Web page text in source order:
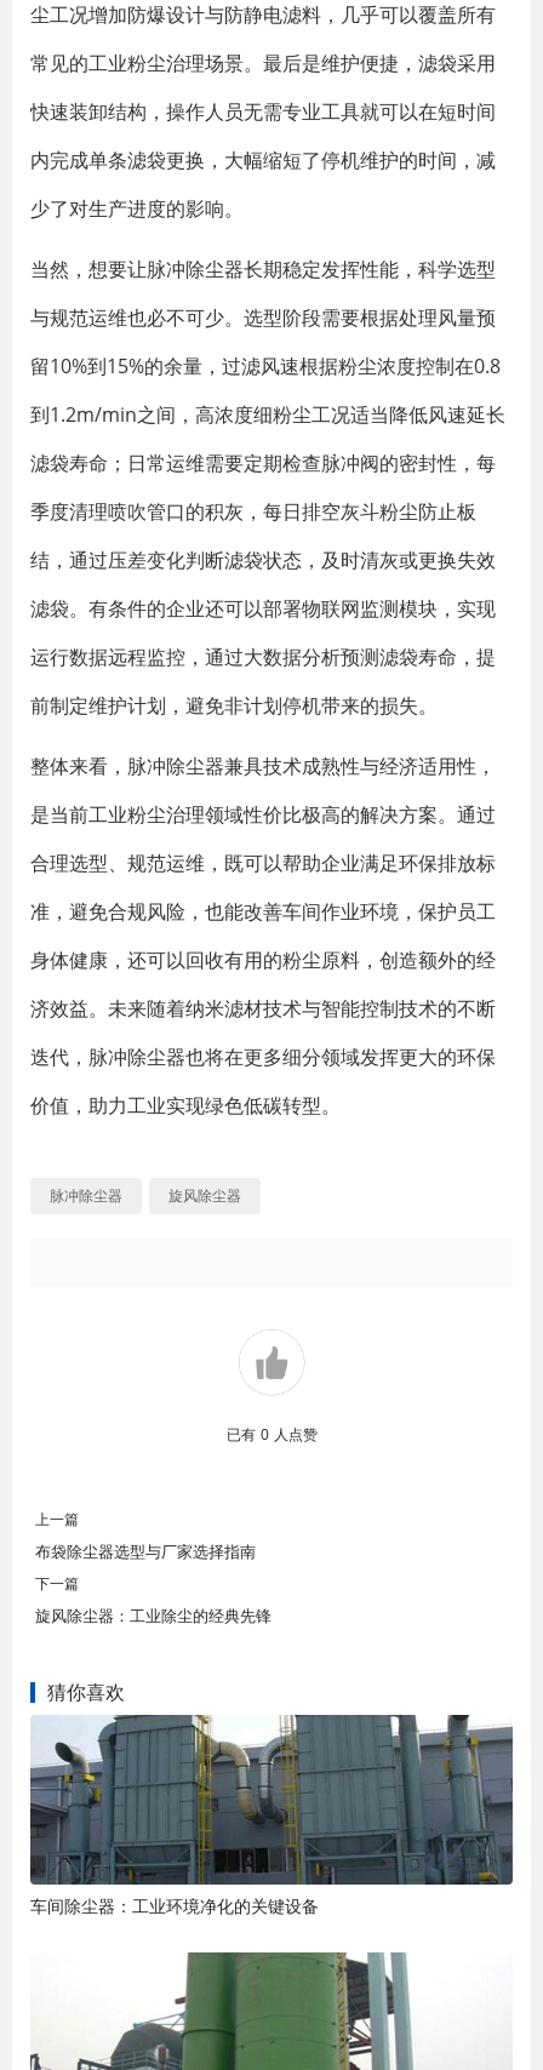
尘工况增加防爆设计与防静电滤料，几乎可以覆盖所有
常见的工业粉尘治理场景。最后是维护便捷，滤袋采用
快速装卸结构，操作人员无需专业工具就可以在短时间
内完成单条滤袋更换，大幅缩短了停机维护的时间，减
少了对生产进度的影响。
当然，想要让脉冲除尘器长期稳定发挥性能，科学选型
与规范运维也必不可少。选型阶段需要根据处理风量预
留10%到15%的余量，过滤风速根据粉尘浓度控制在0.8
到1.2m/min之间，高浓度细粉尘工况适当降低风速延长
滤袋寿命；日常运维需要定期检查脉冲阀的密封性，每
季度清理喷吹管口的积灰，每日排空灰斗粉尘防止板
结，通过压差变化判断滤袋状态，及时清灰或更换失效
滤袋。有条件的企业还可以部署物联网监测模块，实现
运行数据远程监控，通过大数据分析预测滤袋寿命，提
前制定维护计划，避免非计划停机带来的损失。
整体来看，脉冲除尘器兼具技术成熟性与经济适用性，
是当前工业粉尘治理领域性价比极高的解决方案。通过
合理选型、规范运维，既可以帮助企业满足环保排放标
准，避免合规风险，也能改善车间作业环境，保护员工
身体健康，还可以回收有用的粉尘原料，创造额外的经
济效益。未来随着纳米滤材技术与智能控制技术的不断
迭代，脉冲除尘器也将在更多细分领域发挥更大的环保
价值，助力工业实现绿色低碳转型。
脉冲除尘器 旋风除尘器
已有 0 人点赞
上一篇
布袋除尘器选型与厂家选择指南
下一篇
旋风除尘器：工业除尘的经典先锋
猜你喜欢
车间除尘器：工业环境净化的关键设备